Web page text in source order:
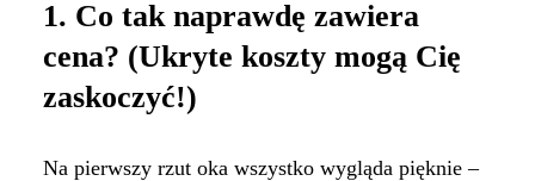
1. Co tak naprawdę zawiera
cena? (Ukryte koszty mogą Cię
zaskoczyć!)
Na pierwszy rzut oka wszystko wygląda pięknie –